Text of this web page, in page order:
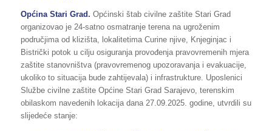
Općina Stari Grad. Općinski štab civilne zaštite Stari Grad
organizovao je 24-satno osmatranje terena na ugroženim
područjima od klizišta, lokalitetima Curine njive, Knjeginjac i
Bistrički potok u cilju osiguranja provođenja pravovremenih mjera
zaštite stanovništva (pravovremenog upozoravanja i evakuacije,
ukoliko to situacija bude zahtijevala) i infrastrukture. Uposlenici
Službe civilne zaštite Općine Stari Grad Sarajevo, terenskim
obilaskom navedenih lokacija dana 27.09.2025. godine, utvrdili su
slijedeće stanje: